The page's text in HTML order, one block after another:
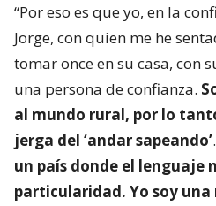
“Por eso es que yo, en la
Jorge, con quien me he
tomar once en su casa, con
una persona de confianza.
al mundo rural, por lo
jerga del ‘andar sapeando’
un país donde el lenguaje
particularidad. Yo soy